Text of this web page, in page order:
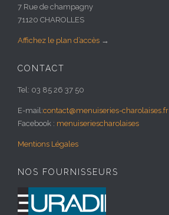
7 Rue de champagny
71120 CHAROLLES
Affichez le plan d’accès →
CONTACT
Tel: 03 85 26 37 50
E-mail:contact@menuiseries-charolaises.fr
Facebook : menuiseriescharolaises
Mentions Légales
NOS FOURNISSEURS